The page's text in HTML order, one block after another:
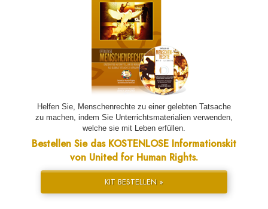
Helfen Sie, Menschenrechte zu einer gelebten Tatsache
zu machen, indem Sie Unterrichtsmaterialien verwenden,
welche sie mit Leben erfüllen.
Bestellen Sie das KOSTENLOSE Informationskit
von United for Human Rights.
KIT BESTELLEN »